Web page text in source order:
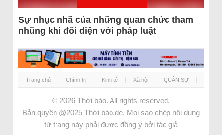
Sự nhục nhã của những quan chức tham
nhũng khi đối diện với pháp luật
Trang chủ Chính trị Kinh tế Xã hội QUÂN SỰ
© 2026 Thời báo. All rights reserved.
Bản quyền @2025 Thời báo.de. Mọi sao chép nội dung
từ trang này phải được đồng ý bởi tác giả